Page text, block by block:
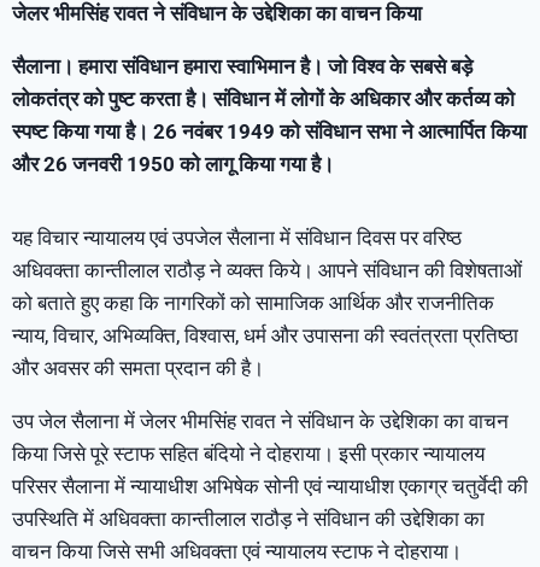
जेलर भीमसिंह रावत ने संविधान के उद्देशिका का वाचन किया
सैलाना। हमारा संविधान हमारा स्वाभिमान है। जो विश्व के सबसे बड़े
लोकतंत्र को पुष्ट करता है। संविधान में लोगों के अधिकार और कर्तव्य को
स्पष्ट किया गया है। 26 नवंबर 1949 को संविधान सभा ने आत्मार्पित किया
और 26 जनवरी 1950 को लागू किया गया है।
यह विचार न्यायालय एवं उपजेल सैलाना में संविधान दिवस पर वरिष्ठ
अधिवक्ता कान्तीलाल राठौड़ ने व्यक्त किये। आपने संविधान की विशेषताओं
को बताते हुए कहा कि नागरिकों को सामाजिक आर्थिक और राजनीतिक
न्याय, विचार, अभिव्यक्ति, विश्वास, धर्म और उपासना की स्वतंत्रता प्रतिष्ठा
और अवसर की समता प्रदान की है।
उप जेल सैलाना में जेलर भीमसिंह रावत ने संविधान के उद्देशिका का वाचन
किया जिसे पूरे स्टाफ सहित बंदियो ने दोहराया। इसी प्रकार न्यायालय
परिसर सैलाना में न्यायाधीश अभिषेक सोनी एवं न्यायाधीश एकाग्र चतुर्वेदी की
उपस्थिति में अधिवक्ता कान्तीलाल राठौड़ ने संविधान की उद्देशिका का
वाचन किया जिसे सभी अधिवक्ता एवं न्यायालय स्टाफ ने दोहराया।